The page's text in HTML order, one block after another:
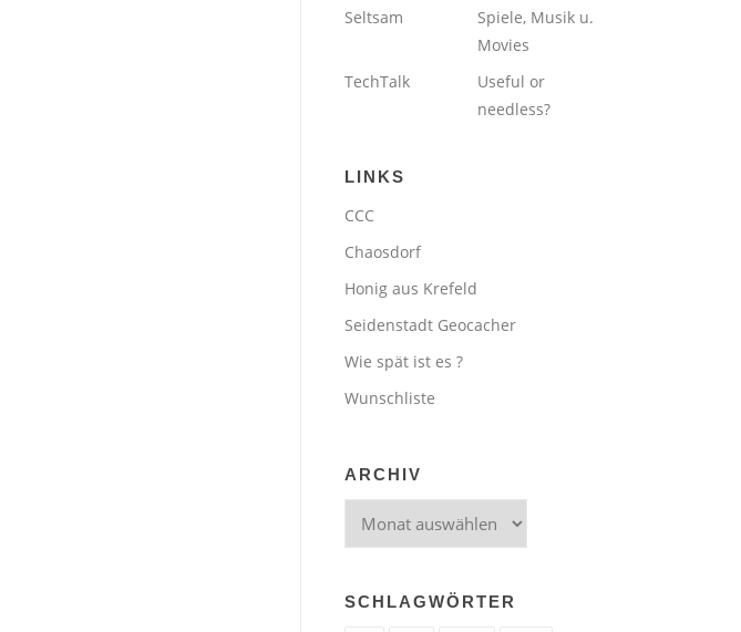
Seltsam
Spiele, Musik u.
Movies
TechTalk
Useful or
needless?
LINKS
CCC
Chaosdorf
Honig aus Krefeld
Seidenstadt Geocacher
Wie spät ist es ?
Wunschliste
ARCHIV
Archiv
SCHLAGWÖRTER